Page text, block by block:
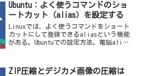
Ubuntu：よく使うコマンドのショ
ートカット（alias）を設定する
Linuxでは、よく使うコマンドをショート
カットにして登録できるaliasという機能
がある。Ubuntuでの設定方法。電脳alias
してまずユーザディレクトリ上...
ZIP圧縮とデジカメ画像の圧縮は